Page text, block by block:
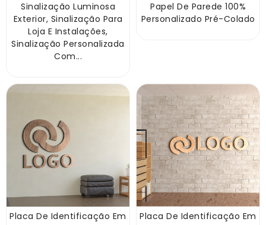
Sinalização Luminosa
Exterior, Sinalização Para
Loja E Instalações,
Sinalização Personalizada
Com...
Papel De Parede 100%
Personalizado Pré-Colado
Placa De Identificação Em
Placa De Identificação Em